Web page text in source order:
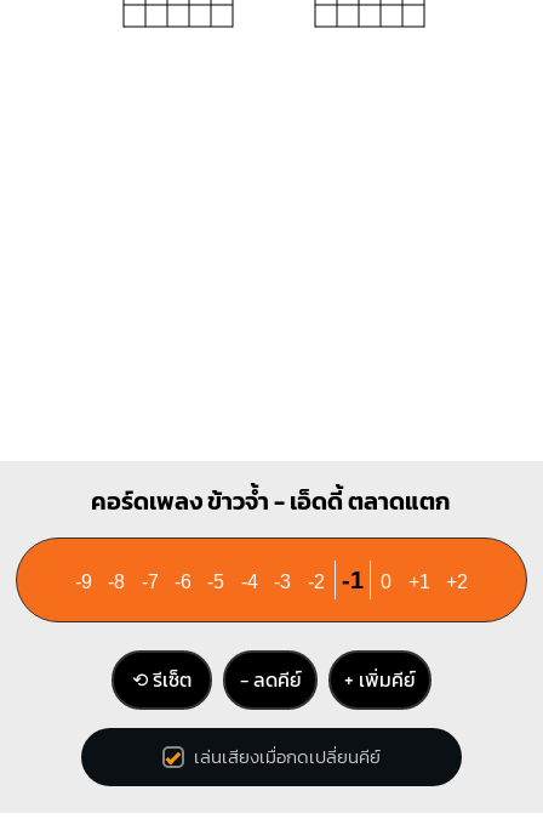
คอร์ดเพลง ข้าวจ้ำ - เอ็ดดี้ ตลาดแตก
-9 -8 -7 -6 -5 -4 -3 -2 -1 0 +1 +2
⟲ รีเซ็ต − ลดคีย์ + เพิ่มคีย์
เล่นเสียงเมื่อกดเปลี่ยนคีย์